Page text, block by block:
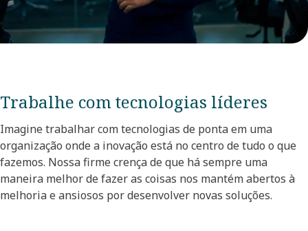
Trabalhe com tecnologias líderes​
Imagine trabalhar com tecnologias de ponta em uma
organização onde a inovação está no centro de tudo o que
fazemos. Nossa firme crença de que há sempre uma
maneira melhor de fazer as coisas nos mantém abertos à
melhoria e ansiosos por desenvolver novas soluções. ​